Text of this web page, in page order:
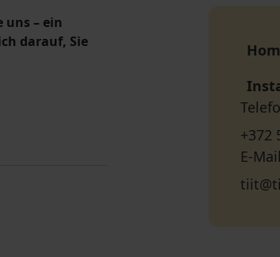
uns – ein
darauf, Sie
+372
E-Mail